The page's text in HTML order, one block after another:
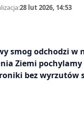
28 lut 2026, 14:53
smog odchodzi w
Ziemi
bez wyrzutów